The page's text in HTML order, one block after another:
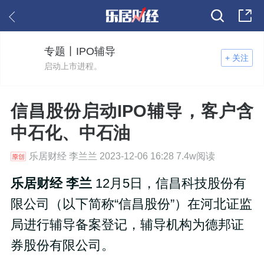
+ 关注
专题丨IPO辅导
启动上市进程。
信昌股份启动IPO辅导，客户含
中石化、中石油
乐居财经 李兰兰 2023-12-06 16:28 7.4w阅读
乐居财经 李兰12月5日，信昌科技股份有
限公司（以下简称“信昌股份”）在河北证监
局进行辅导备案登记，辅导机构为德邦证
券股份有限公司。